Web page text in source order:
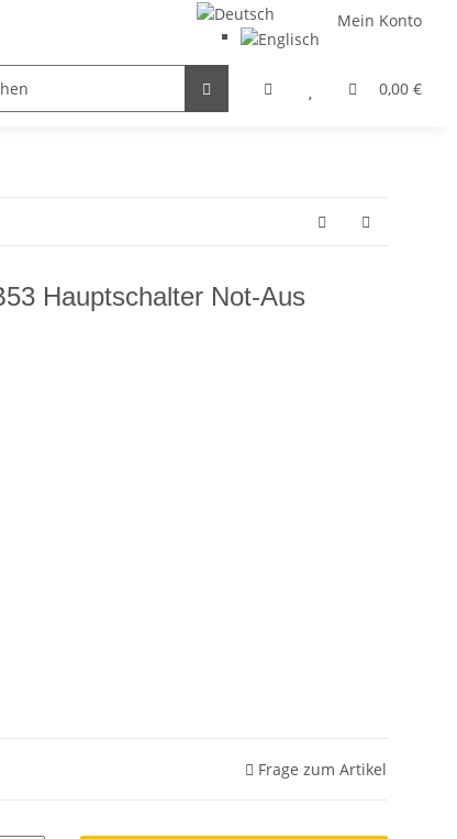
Mein Konto
0,00 €
/ DROSSEL GETRIEBEMOTOREN HYDRAULIK
Hauptschalter Not-Aus
Frage zum Artikel